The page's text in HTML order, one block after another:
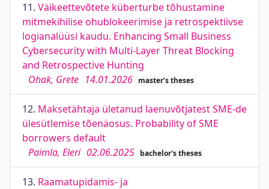
11. Väikeettevõtete küberturbe tõhustamine
mitmekihilise ohublokeerimise ja retrospektiivse
logianalüüsi kaudu. Enhancing Small Business
Cybersecurity with Multi-Layer Threat Blocking
and Retrospective Hunting
Ohak, Grete 14.01.2026 master's theses
12. Maksetähtaja ületanud laenuvõtjatest SME-de
ülesütlemise tõenäosus. Probability of SME
borrowers default
Paimla, Eleri 02.06.2025 bachelor's theses
13. Raamatupidamis- ja